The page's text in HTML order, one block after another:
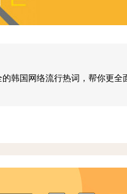
韩国网络流行热词，帮你更全